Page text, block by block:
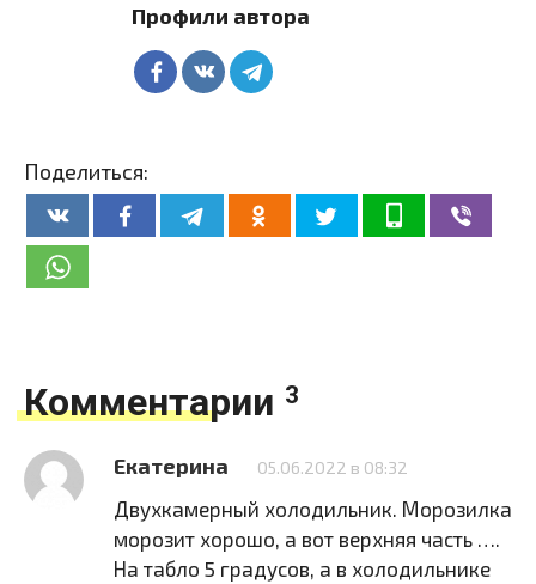
Профили автора
Поделиться:
Комментарии 3
Екатерина 05.06.2022 в 08:32
Двухкамерный холодильник. Морозилка
морозит хорошо, а вот верхняя часть ….
На табло 5 градусов, а в холодильнике